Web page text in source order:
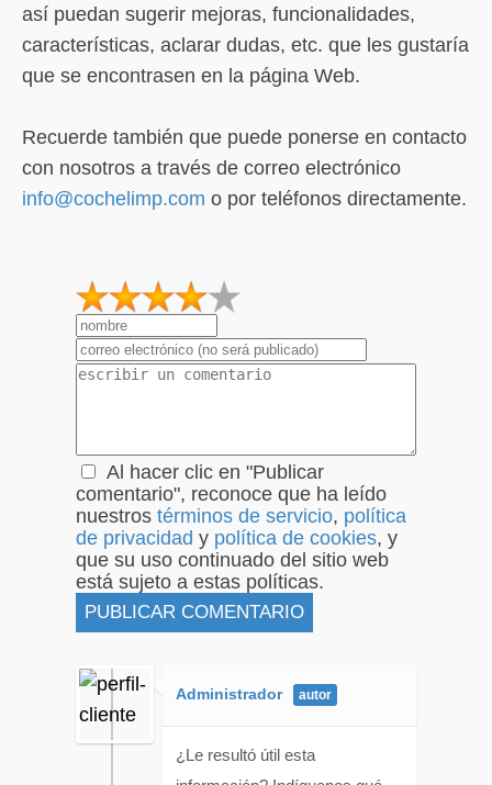
así puedan sugerir mejoras, funcionalidades,
características, aclarar dudas, etc. que les gustaría
que se encontrasen en la página Web.
Recuerde también que puede ponerse en contacto
con nosotros a través de correo electrónico
info@cochelimp.com o por teléfonos directamente.
2
1
Al hacer clic en "Publicar
comentario", reconoce que ha leído
nuestros términos de servicio, política
de privacidad y política de cookies, y
que su uso continuado del sitio web
está sujeto a estas políticas.
Administrador
¿Le resultó útil esta